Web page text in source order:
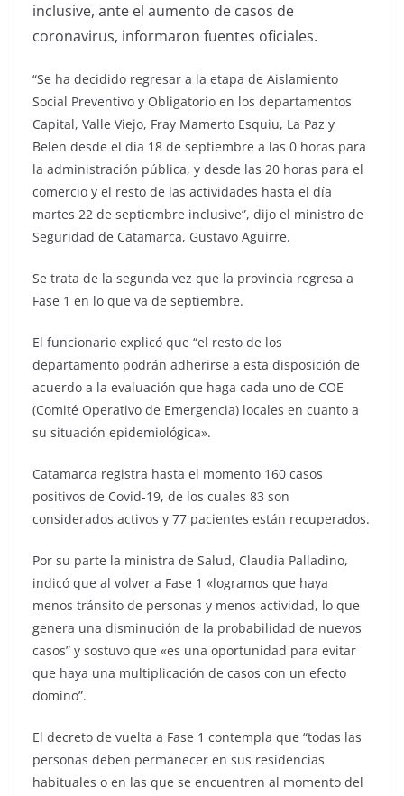
inclusive, ante el aumento de casos de
coronavirus, informaron fuentes oficiales.
“Se ha decidido regresar a la etapa de Aislamiento
Social Preventivo y Obligatorio en los departamentos
Capital, Valle Viejo, Fray Mamerto Esquiu, La Paz y
Belen desde el día 18 de septiembre a las 0 horas para
la administración pública, y desde las 20 horas para el
comercio y el resto de las actividades hasta el día
martes 22 de septiembre inclusive”, dijo el ministro de
Seguridad de Catamarca, Gustavo Aguirre.
Se trata de la segunda vez que la provincia regresa a
Fase 1 en lo que va de septiembre.
El funcionario explicó que “el resto de los
departamento podrán adherirse a esta disposición de
acuerdo a la evaluación que haga cada uno de COE
(Comité Operativo de Emergencia) locales en cuanto a
su situación epidemiológica».
Catamarca registra hasta el momento 160 casos
positivos de Covid-19, de los cuales 83 son
considerados activos y 77 pacientes están recuperados.
Por su parte la ministra de Salud, Claudia Palladino,
indicó que al volver a Fase 1 «logramos que haya
menos tránsito de personas y menos actividad, lo que
genera una disminución de la probabilidad de nuevos
casos” y sostuvo que «es una oportunidad para evitar
que haya una multiplicación de casos con un efecto
domino”.
El decreto de vuelta a Fase 1 contempla que “todas las
personas deben permanecer en sus residencias
habituales o en las que se encuentren al momento del